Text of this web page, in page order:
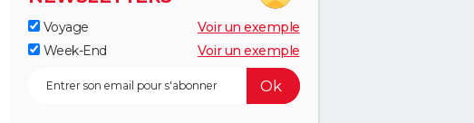
Voyage
Voir un exemple
Week-End
Voir un exemple